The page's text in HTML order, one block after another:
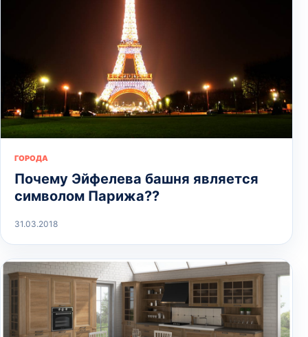
ГОРОДА
Почему Эйфелева башня является
символом Парижа??
31.03.2018